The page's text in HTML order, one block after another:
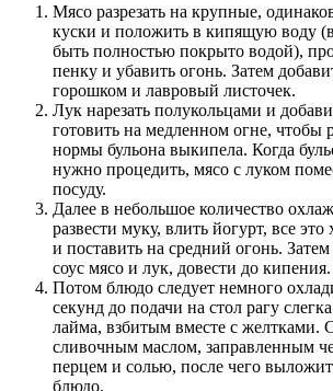
Мясо разрезать на крупные,
куски и положить в кипящую воду
быть полностью покрыто водой),
пенку и убавить огонь. Затем
горошком и лавровый листочек.
Лук нарезать полукольцами и
готовить на медленном огне, чтобы
нормы бульона выкипела. Когда
нужно процедить, мясо с луком
посуду.
Далее в небольшое количество
развести муку, влить йогурт, все
и поставить на средний огонь. Затем
соус мясо и лук, довести до кипения.
Потом блюдо следует немного
секунд до подачи на стол рагу
лайма, взбитым вместе с желтками.
сливочным маслом, заправленным
перцем и солью, после чего
блюдо.